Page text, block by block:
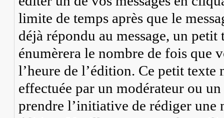
limite de temps après que le
déjà répondu au message, un petit
énumèrera le nombre de fois que
l’heure de l’édition. Ce petit texte
effectuée par un modérateur ou
prendre l’initiative de rédiger une